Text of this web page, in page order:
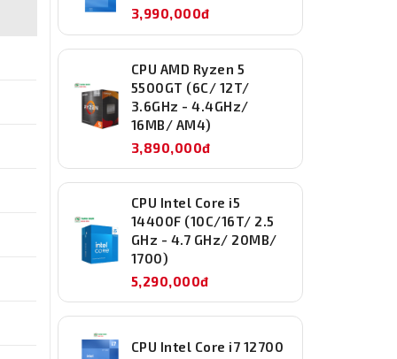
3,990,000đ
CPU AMD Ryzen 5
5500GT (6C/ 12T/
3.6GHz - 4.4GHz/
16MB/ AM4)
3,890,000đ
CPU Intel Core i5
14400F (10C/16T/ 2.5
GHz - 4.7 GHz/ 20MB/
1700)
5,290,000đ
CPU Intel Core i7 12700